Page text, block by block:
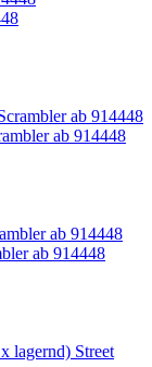
ab 914448
ab 914448